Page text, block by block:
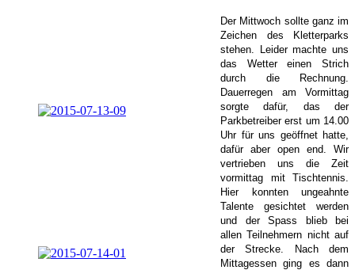
Der Mittwoch sollte ganz im
Zeichen des Kletterparks
stehen. Leider machte uns
das Wetter einen Strich
durch die Rechnung.
Dauerregen am Vormittag
sorgte dafür, das der
Parkbetreiber erst um 14.00
Uhr für uns geöffnet hatte,
dafür aber open end. Wir
vertrieben uns die Zeit
vormittag mit Tischtennis.
Hier konnten ungeahnte
Talente gesichtet werden
und der Spass blieb bei
allen Teilnehmern nicht auf
der Strecke. Nach dem
Mittagessen ging es dann